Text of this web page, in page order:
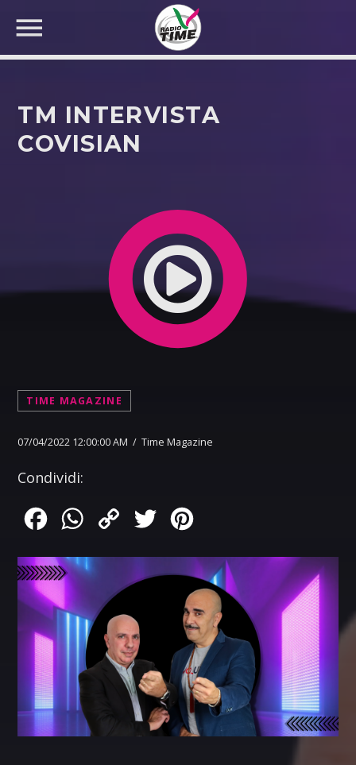
TM INTERVISTA
COVISIAN
TIME MAGAZINE
07/04/2022 12:00:00 AM / Time Magazine
Condividi:
FacebookWhatsApp
Copy
Twitter